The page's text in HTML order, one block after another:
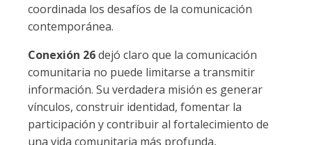
coordinada los desafíos de la comunicación
contemporánea.
Conexión 26dejó claro que la comunicación
comunitaria no puede limitarse a transmitir
información. Su verdadera misión es generar
vínculos, construir identidad, fomentar la
participación y contribuir al fortalecimiento de
una vida comunitaria más profunda,